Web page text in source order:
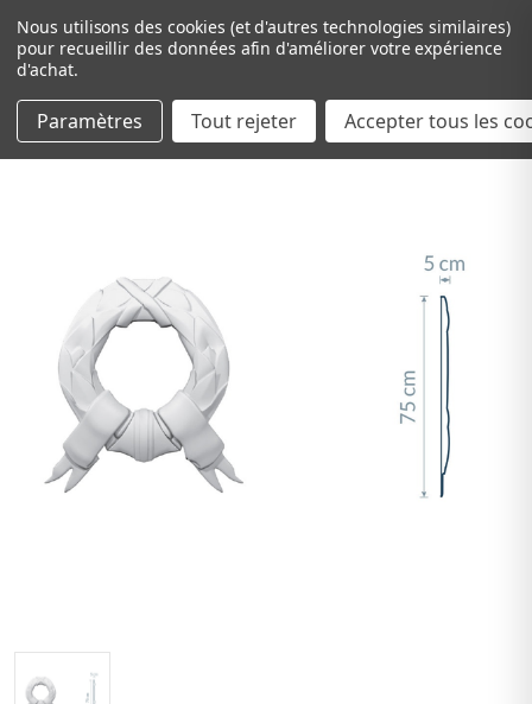
Passer au contenu principal
Nous utilisons des cookies (et d'autres technologies similaires)
pour recueillir des données afin d'améliorer votre expérience
d'achat.
Paramètres Tout rejeter Accepter tous les